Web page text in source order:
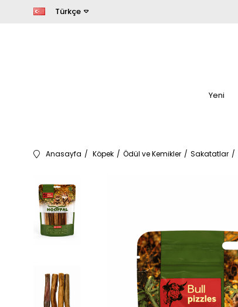
Türkçe
Yeni
Anasayfa Köpek Ödül ve Kemikler Sakatatlar